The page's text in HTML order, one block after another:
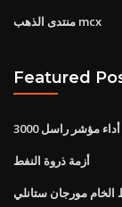
منتدى الذهب mcx
Featured
أداء مؤشر راسل 3000
أزمة ذروة النفط
الخام مورجان ستانلي